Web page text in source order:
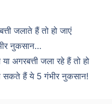
जलाते हैं तो हो जाएं
नुकसान…
अगरबत्ती जला रहे हैं तो हो
सकते हैं ये 5 गंभीर नुकसान!